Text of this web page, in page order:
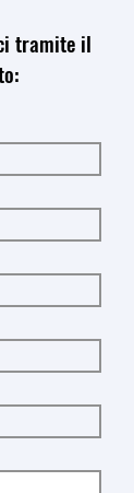
tramite il